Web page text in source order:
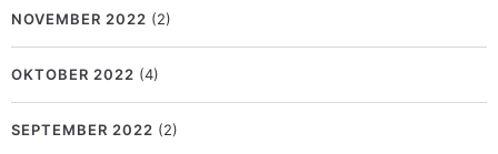
NOVEMBER 2022 (2)
OKTOBER 2022 (4)
SEPTEMBER 2022 (2)